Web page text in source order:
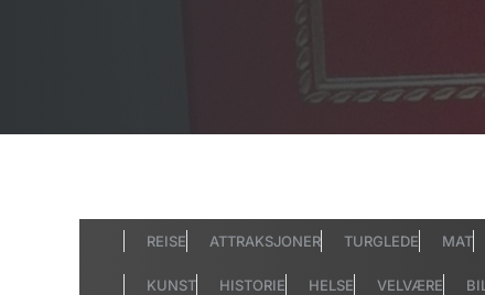
REISE ATTRAKSJONER TURGLEDE MAT
KUNST HISTORIE HELSE VELVÆRE BIL